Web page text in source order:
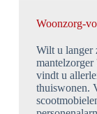
Woonzorg-
Wilt u langer
vindt u
thuiswonen.